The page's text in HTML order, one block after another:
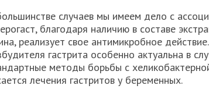
случаев мы имеем дело с
благодаря наличию в составе
реализует свое антимикробное
гастрита особенно актуальна в
методы борьбы с
лечения гастритов у беременных.